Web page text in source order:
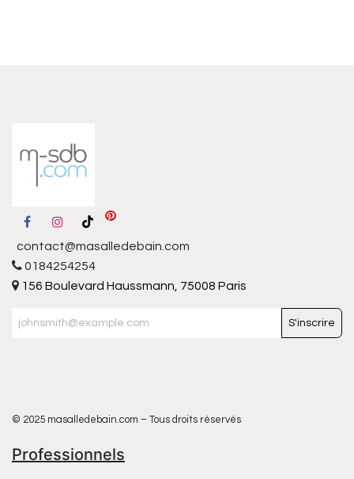
contact@masalledebain.com
0184254254
156 Boulevard Haussmann, 75008 Paris
S'inscrire
© 2025 masalledebain.com – Tous droits réservés
Professionnels